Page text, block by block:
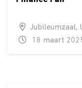
Jubileumzaal,
18 maart